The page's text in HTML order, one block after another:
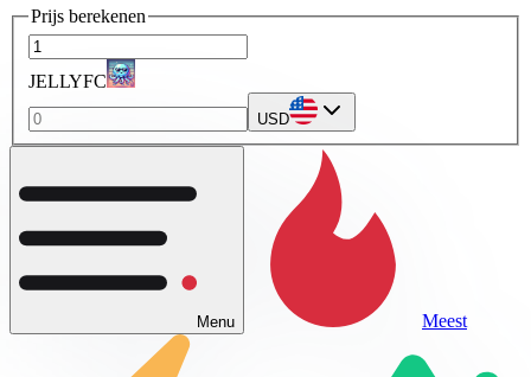
Prijs berekenen
JELLYFC
USD
Menu Meest